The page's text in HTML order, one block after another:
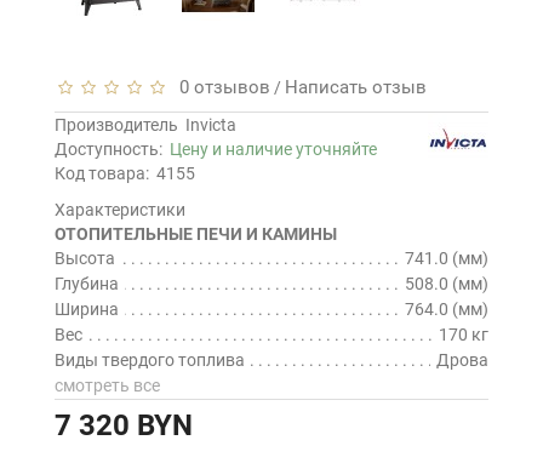
0 отзывов / Написать отзыв
Производитель Invicta
Доступность: Цену и наличие уточняйте
Код товара: 4155
Характеристики
ОТОПИТЕЛЬНЫЕ ПЕЧИ И КАМИНЫ
Высота
741.0 (мм)
Глубина
508.0 (мм)
Ширина
764.0 (мм)
Вес
170 кг
Виды твердого топлива
Дрова
смотреть все
7 320 BYN